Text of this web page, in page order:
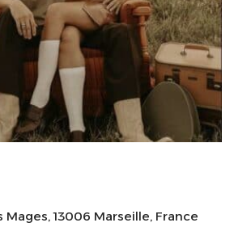
Mages, 13006 Marseille, France